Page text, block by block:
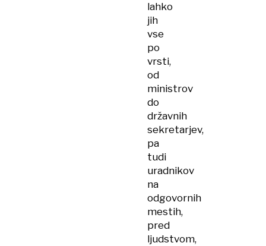
lahko
jih
vse
po
vrsti,
od
ministrov
do
državnih
sekretarjev,
pa
tudi
uradnikov
na
odgovornih
mestih,
pred
ljudstvom,